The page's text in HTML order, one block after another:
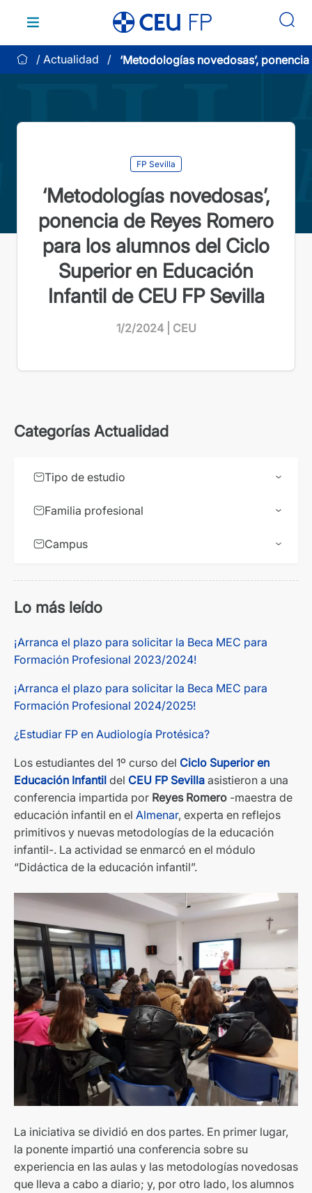
contenido
Actualidad
‘Metodologías novedosas’,
Romero para los alumnos del Ciclo
FP Sevilla
‘Metodologías novedosas’,
ponencia de Reyes Romero
para los alumnos del Ciclo
Superior en Educación
Infantil de CEU FP Sevilla
1/2/2024 | CEU
Los estudiantes del 1º curso del Ciclo Superior en
Educación Infantil del CEU FP Sevilla asistieron a una
conferencia impartida por Reyes Romero -maestra de
educación infantil en el Almenar, experta en reflejos
primitivos y nuevas metodologías de la educación
infantil-. La actividad se enmarcó en el módulo
“Didáctica de la educación infantil”.
La iniciativa se dividió en dos partes. En primer lugar,
la ponente impartió una conferencia sobre su
experiencia en las aulas y las metodologías novedosas
que lleva a cabo a diario; y, por otro lado, los alumnos
Categorías Actualidad
Tipo de estudio
Familia profesional
Campus
Lo más leído
¡Arranca el plazo para solicitar la Beca MEC para
Formación Profesional 2023/2024!
¡Arranca el plazo para solicitar la Beca MEC para
Formación Profesional 2024/2025!
¿Estudiar FP en Audiología Protésica?